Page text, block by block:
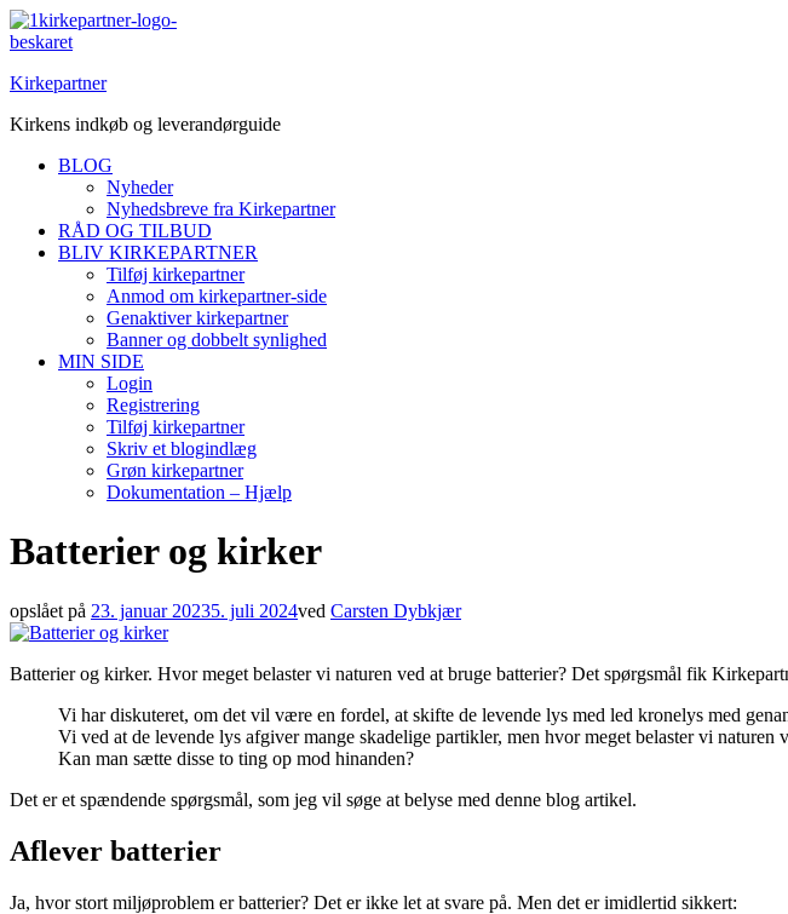
Spring
til
Kirkepartner
Kirkens indkøb og leverandørguide
BLOG
Nyheder
Nyhedsbreve fra Kirkepartner
RÅD OG TILBUD
BLIV KIRKEPARTNER
Tilføj kirkepartner
Anmod om kirkepartner-side
Genaktiver kirkepartner
Banner og dobbelt synlighed
MIN SIDE
Login
Registrering
Tilføj kirkepartner
Skriv et blogindlæg
Grøn kirkepartner
Dokumentation – Hjælp
Batterier og kirker
opslået på 23. januar 20235. juli 2024ved Carsten Dybkjær
Batterier og kirker. Hvor meget belaster vi naturen ved at bruge batterier? Det spørgsmål fik
Vi har diskuteret, om det vil være en fordel, at skifte de levende lys med led kronelys med
Vi ved at de levende lys afgiver mange skadelige partikler, men hvor meget belaster vi naturen
Kan man sætte disse to ting op mod hinanden?
Det er et spændende spørgsmål, som jeg vil søge at belyse med denne blog artikel.
Aflever batterier
Ja, hvor stort miljøproblem er batterier? Det er ikke let at svare på. Men det er imidlertid sikkert: